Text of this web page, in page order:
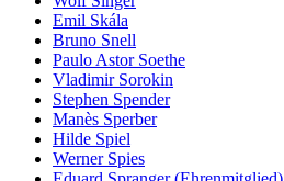
Emil Skála
Bruno Snell
Paulo Astor Soethe
Vladimir Sorokin
Stephen Spender
Manès Sperber
Hilde Spiel
Werner Spies